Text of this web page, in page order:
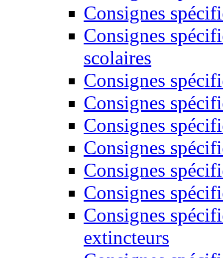
Consignes
Consignes
scolaires
Consignes
Consignes
Consignes
Consignes
Consignes
Consignes
Consignes
extincteurs